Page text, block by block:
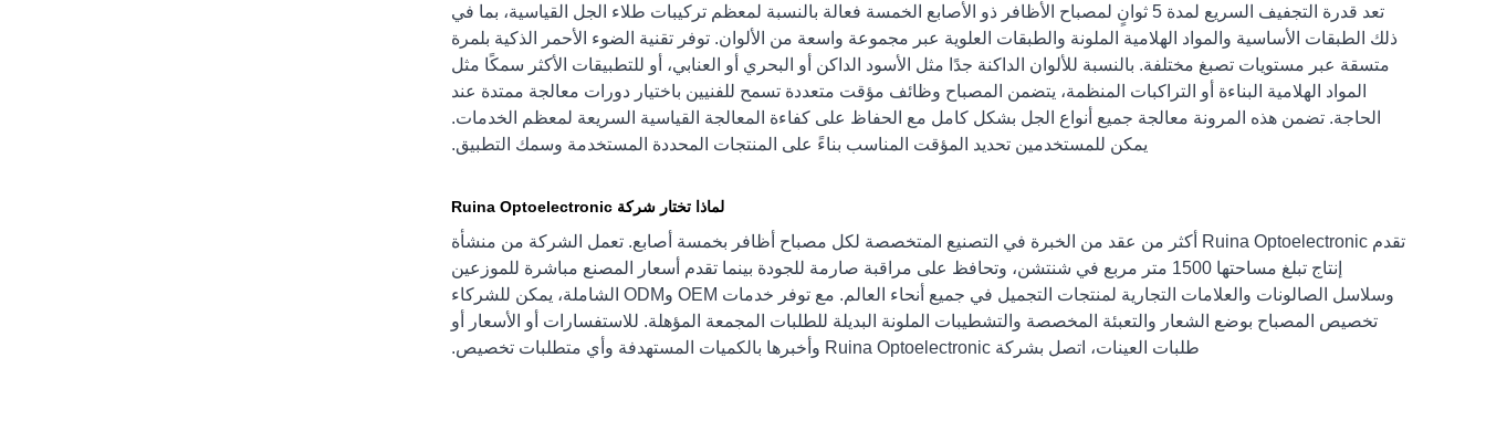
تعد قدرة التجفيف السريع لمدة 5 ثوانٍ لمصباح الأظافر ذو الأصابع الخمسة فعالة بالنسبة لمعظم تركيبات طلاء الجل القياسية، بما في
ذلك الطبقات الأساسية والمواد الهلامية الملونة والطبقات العلوية عبر مجموعة واسعة من الألوان. توفر تقنية الضوء الأحمر الذكية بلمرة
متسقة عبر مستويات تصبغ مختلفة. بالنسبة للألوان الداكنة جدًا مثل الأسود الداكن أو البحري أو العنابي، أو للتطبيقات الأكثر سمكًا مثل
المواد الهلامية البناءة أو التراكبات المنظمة، يتضمن المصباح وظائف مؤقت متعددة تسمح للفنيين باختيار دورات معالجة ممتدة عند
الحاجة. تضمن هذه المرونة معالجة جميع أنواع الجل بشكل كامل مع الحفاظ على كفاءة المعالجة القياسية السريعة لمعظم الخدمات.
يمكن للمستخدمين تحديد المؤقت المناسب بناءً على المنتجات المحددة المستخدمة وسمك التطبيق.
لماذا تختار شركة Ruina Optoelectronic
تقدم Ruina Optoelectronic أكثر من عقد من الخبرة في التصنيع المتخصصة لكل مصباح أظافر بخمسة أصابع. تعمل الشركة من منشأة
إنتاج تبلغ مساحتها 1500 متر مربع في شنتشن، وتحافظ على مراقبة صارمة للجودة بينما تقدم أسعار المصنع مباشرة للموزعين
وسلاسل الصالونات والعلامات التجارية لمنتجات التجميل في جميع أنحاء العالم. مع توفر خدمات OEM وODM الشاملة، يمكن للشركاء
تخصيص المصباح بوضع الشعار والتعبئة المخصصة والتشطيبات الملونة البديلة للطلبات المجمعة المؤهلة. للاستفسارات أو الأسعار أو
طلبات العينات، اتصل بشركة Ruina Optoelectronic وأخبرها بالكميات المستهدفة وأي متطلبات تخصيص.